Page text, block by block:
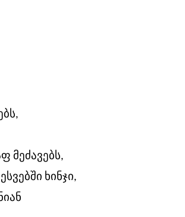
მეძავებს,
ხინჯი,